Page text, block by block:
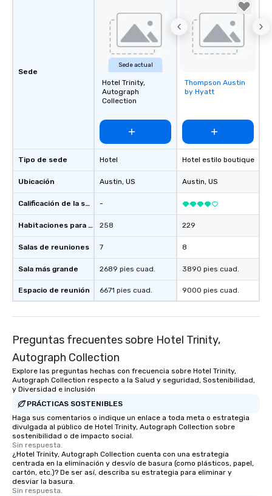
Sede
Tipo de sede
Ubicación
Calificación de la sede
Habitaciones para huéspedes
Salas de reuniones
Sala más grande
Espacio de reunión
Sede actual
Hotel Trinity,
Autograph
Collection
Hotel
Austin, US
-
258
7
2689 pies cuad.
6671 pies cuad.
Removed from
favorites
Thompson Austin
by Hyatt
Hotel estilo boutique
Austin, US
229
8
3890 pies cuad.
9000 pies cuad.
Preguntas frecuentes sobre Hotel Trinity,
Autograph Collection
Explore las preguntas hechas con frecuencia sobre Hotel Trinity,
Autograph Collection respecto a la Salud y seguridad, Sostenibilidad,
y Diversidad e inclusión
PRÁCTICAS SOSTENIBLES
Haga sus comentarios o indique un enlace a toda meta o estrategia
divulgada al público de Hotel Trinity, Autograph Collection sobre
sostenibilidad o de impacto social.
Sin respuesta.
¿Hotel Trinity, Autograph Collection cuenta con una estrategia
centrada en la eliminación y desvío de basura (como plásticos, papel,
cartón, etc.)? De ser así, describa su estrategia para eliminar y
desviar la basura.
Sin respuesta.